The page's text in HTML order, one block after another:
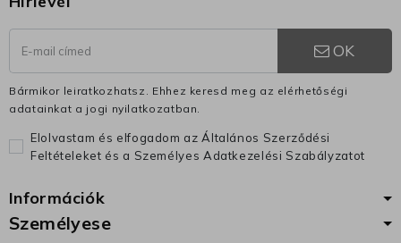
OK
Bármikor leiratkozhatsz. Ehhez keresd meg az elérhetőségi
adatainkat a jogi nyilatkozatban.
Elolvastam és elfogadom az Általános Szerződési
Feltételeket és a Személyes Adatkezelési Szabályzatot
Információk
Személyese